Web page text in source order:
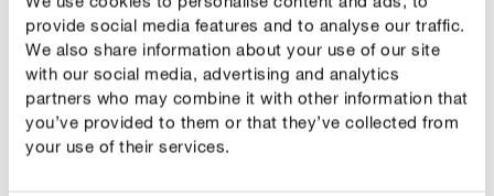
provide social media features and to analyse our traffic.
We also share information about your use of our site
with our social media, advertising and analytics
partners who may combine it with other information that
you’ve provided to them or that they’ve collected from
your use of their services.
DESCRIPTION DU PRODUIT
UTILISATION